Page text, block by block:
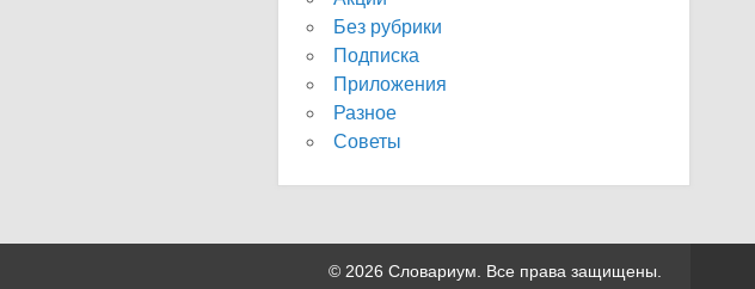
Без рубрики
Подписка
Приложения
Разное
Советы
© 2026 Словариум. Все права защищены.